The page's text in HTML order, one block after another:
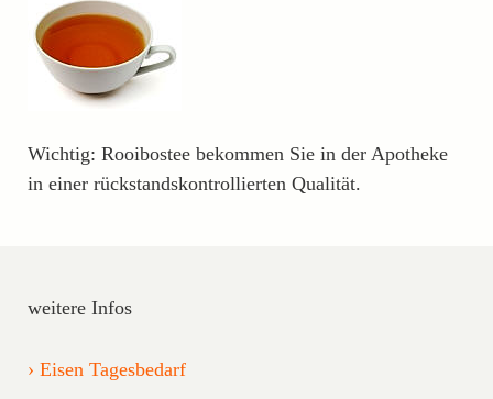
Wichtig: Rooibostee bekommen Sie in der Apotheke
in einer rückstandskontrollierten Qualität.
weitere Infos
Eisen Tagesbedarf